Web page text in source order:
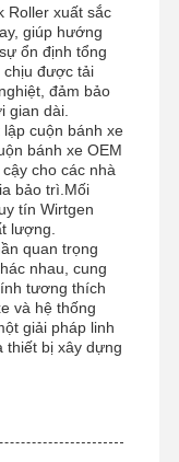
Roller xuất sắc
giúp hướng
ổn định tổng
chịu được tải
đảm bảo
gian dài.
cuộn bánh xe
bánh xe OEM
cho các nhà
bảo trì.Mối
tín Wirtgen
lượng.
quan trọng
nhau, cung
tương thích
và hệ thống
giải pháp linh
thiết bị xây dựng